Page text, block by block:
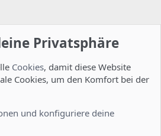
Privatsphäre
Cookies, damit diese Website
Cookies, um den Komfort bei der
und konfiguriere deine